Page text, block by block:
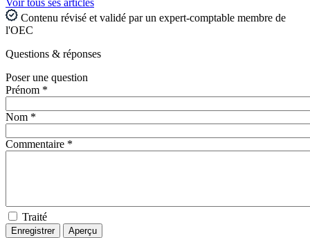
Voir tous ses articles
Contenu révisé et validé par un expert-comptable membre de
l'OEC
Questions & réponses
Poser une question
Prénom *
Nom *
Commentaire *
Traité